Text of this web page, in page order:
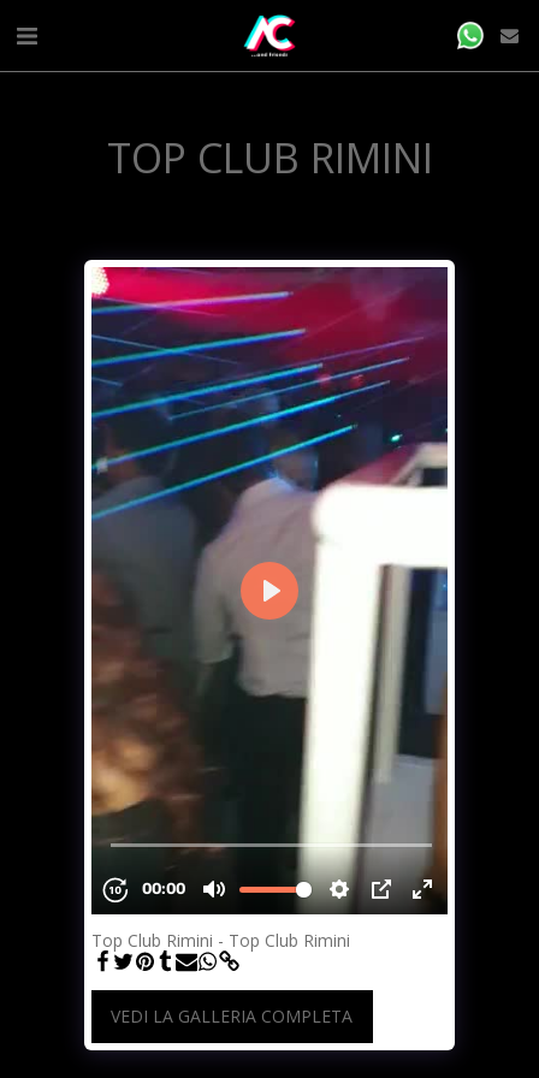
TOP CLUB RIMINI
Top Club Rimini - Top Club Rimini
VEDI LA GALLERIA COMPLETA